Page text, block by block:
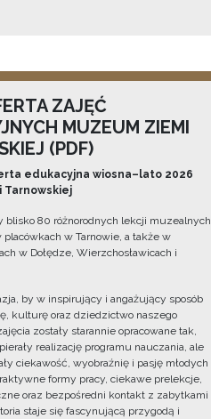
ZAJĘĆ
MUZEUM ZIEMI
(PDF)
edukacyjna wiosna–lato 2026
Tarnowskiej
blisko 80 różnorodnych lekcji muzealnych
w Tarnowie, a także w
w Dołędze, Wierzchosławicach i
by w inspirujący i angażujący sposób
kulturę oraz dziedzictwo naszego
zostały starannie opracowane tak,
realizację programu nauczania, ale
ciekawość, wyobraźnię i pasję młodych
formy pracy, ciekawe prelekcje,
oraz bezpośredni kontakt z zabytkami
staje się fascynującą przygodą i